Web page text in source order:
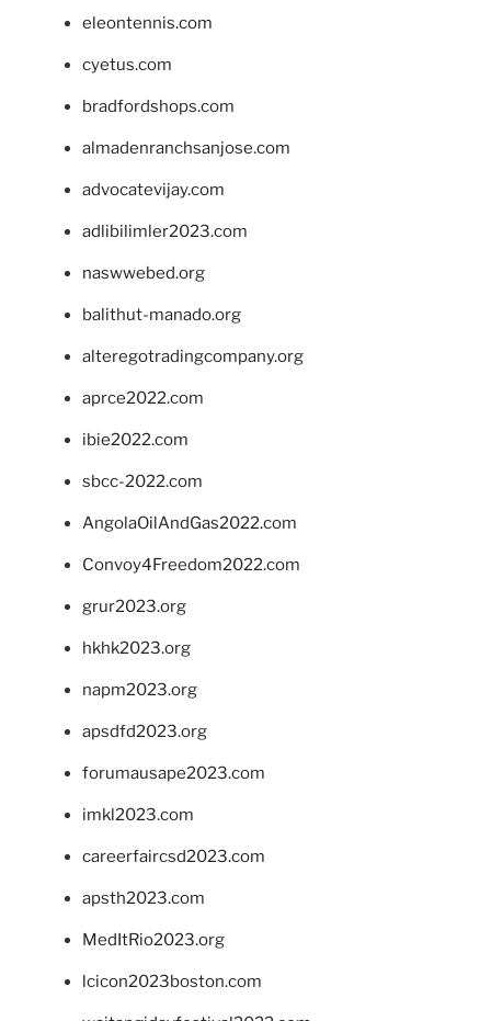
eleontennis.com
cyetus.com
bradfordshops.com
almadenranchsanjose.com
advocatevijay.com
adlibilimler2023.com
naswwebed.org
balithut-manado.org
alteregotradingcompany.org
aprce2022.com
ibie2022.com
sbcc-2022.com
AngolaOilAndGas2022.com
Convoy4Freedom2022.com
grur2023.org
hkhk2023.org
napm2023.org
apsdfd2023.org
forumausape2023.com
imkl2023.com
careerfaircsd2023.com
apsth2023.com
MedItRio2023.org
lcicon2023boston.com